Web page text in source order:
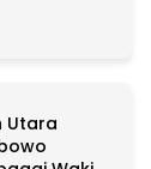
Utara